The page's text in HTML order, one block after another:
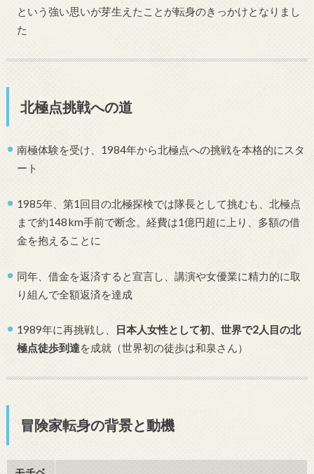
という強い思いが芽生えたことが転身のきっかけとなりまし
た
北極点挑戦への道
南極体験を受け、1984年から北極点への挑戦を本格的にスタ
ート
1985年、第1回目の北極探検では隊長として挑むも、北極点
まで約148 km手前で断念。経費は1億円超に上り、多額の借
金を抱えることに
同年、借金を返済すると宣言し、講演や女優業に精力的に取
り組んで全額返済を達成
1989年に再挑戦し、 日本人女性として初、世界で2人目の北
極点徒歩到達を成就（世界初の徒歩は和泉さん）
冒険家転身の背景と動機